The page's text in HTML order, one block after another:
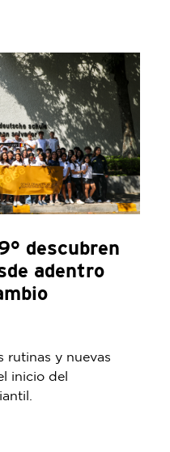
descubren
adentro
rutinas y nuevas
inicio del